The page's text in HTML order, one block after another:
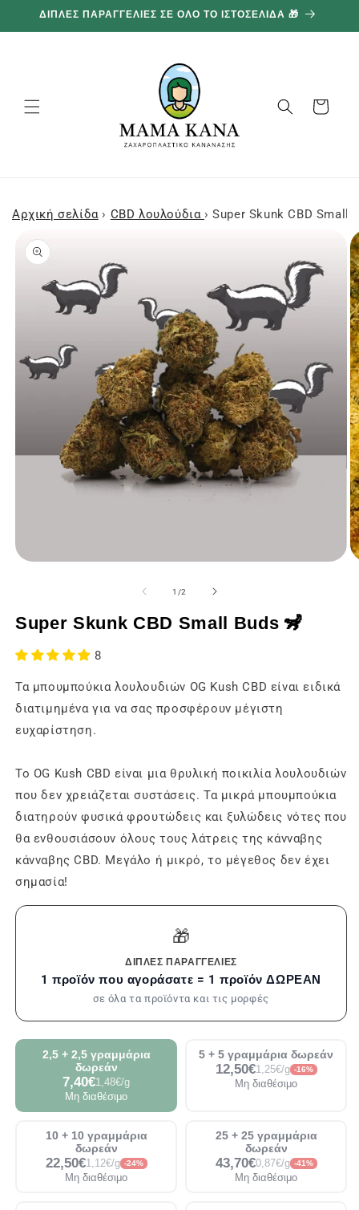
προχωρήστε
στο
ΔΙΠΛΕΣ ΠΑΡΑΓΓΕΛΙΕΣ ΣΕ ΟΛΟ ΤΟ ΙΣΤΟΣΕΛΙΔΑ 🎁
Καλάθι
Αρχική σελίδα › CBD λουλούδια › Super Skunk CBD Small
Μεταβείτε
πληροφορίες
προϊόντος
1
σε
modal
παράθυρο
1 /από
2
Super Skunk CBD Small Buds 🦨
8
Τα μπουμπούκια λουλουδιών OG Kush CBD είναι ειδικά
διατιμημένα για να σας προσφέρουν μέγιστη
ευχαρίστηση.
Το OG Kush CBD είναι μια θρυλική ποικιλία λουλουδιών
που δεν χρειάζεται συστάσεις. Τα μικρά μπουμπούκια
διατηρούν φυσικά φρουτώδεις και ξυλώδεις νότες που
θα ενθουσιάσουν όλους τους λάτρεις της κάνναβης
κάνναβης CBD. Μεγάλο ή μικρό, το μέγεθος δεν έχει
σημασία!
🎁
ΔΙΠΛΈΣ ΠΑΡΑΓΓΕΛΊΕΣ
1 προϊόν που αγοράσατε = 1 προϊόν ΔΩΡΕΑΝ
σε όλα τα προϊόντα και τις μορφές
2,5 + 2,5 γραμμάρια
δωρεάν
7,40€1,48€/g
Μη διαθέσιμο
5 + 5 γραμμάρια δωρεάν
12,50€1,25€/g -16%
Μη διαθέσιμο
10 + 10 γραμμάρια
δωρεάν
22,50€1,12€/g -24%
Μη διαθέσιμο
25 + 25 γραμμάρια
δωρεάν
43,70€0,87€/g -41%
Μη διαθέσιμο